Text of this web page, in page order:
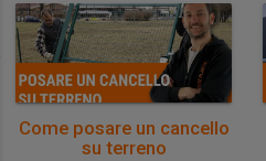
Come posare un cancello
su terreno